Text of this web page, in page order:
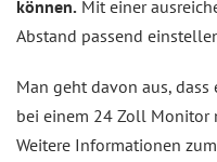
können. Mit einer
Abstand passend
Man geht davon aus,
bei einem 24 Zoll Monitor
Weitere Informationen